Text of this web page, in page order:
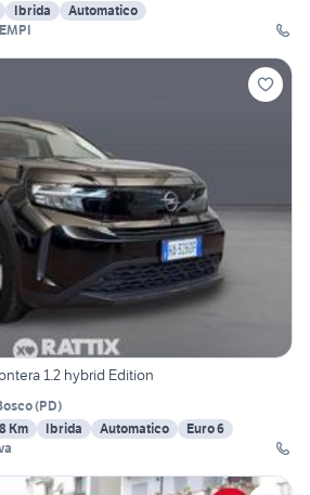
Ibrida
Automatico
1.2 hybrid Edition
(PD)
Km Ibrida Automatico
Euro 6